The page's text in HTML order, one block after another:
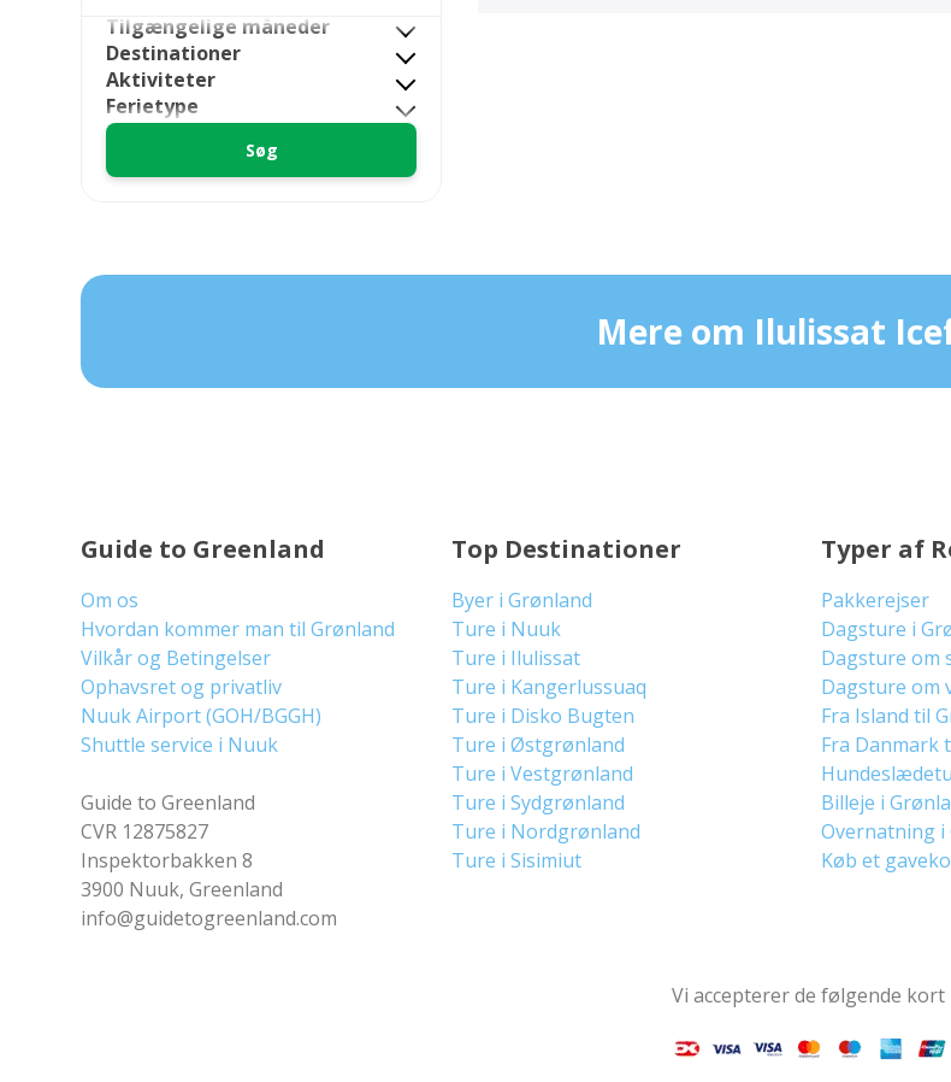
Tilgængelige måneder
Destinationer
Aktiviteter
Ferietype
Mere om Ilulissat
Guide to Greenland
Om os
Hvordan kommer man til Grønland
Vilkår og Betingelser
Ophavsret og privatliv
Nuuk Airport (GOH/BGGH)
Shuttle service i Nuuk
Guide to Greenland
CVR 12875827
Inspektorbakken 8
3900 Nuuk, Greenland
info@guidetogreenland.com
Top Destinationer
Byer i Grønland
Ture i Nuuk
Ture i Ilulissat
Ture i Kangerlussuaq
Ture i Disko Bugten
Ture i Østgrønland
Ture i Vestgrønland
Ture i Sydgrønland
Ture i Nordgrønland
Ture i Sisimiut
Typer af
Pakkerejser
Dagsture i
Dagsture om
Dagsture om
Fra Island til
Fra Danmark
Billeje i
Overnatning i
Køb et
Vi accepterer de følgende kort